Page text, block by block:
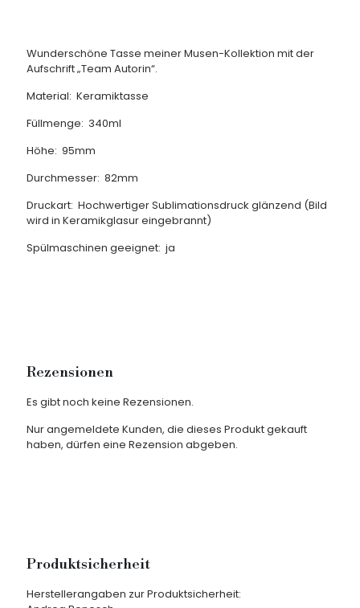
Wunderschöne Tasse meiner Musen-Kollektion mit der
Aufschrift „Team Autorin“.
Material: Keramiktasse
Füllmenge: 340ml
Höhe: 95mm
Durchmesser: 82mm
Druckart: Hochwertiger Sublimationsdruck glänzend (Bild
wird in Keramikglasur eingebrannt)
Spülmaschinen geeignet: ja
Rezensionen
Es gibt noch keine Rezensionen.
Nur angemeldete Kunden, die dieses Produkt gekauft
haben, dürfen eine Rezension abgeben.
Produktsicherheit
Herstellerangaben zur Produktsicherheit: